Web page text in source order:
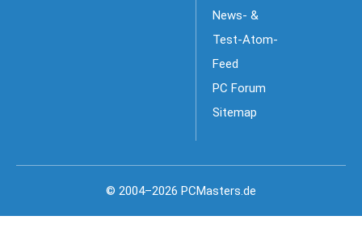
News- &
Test-Atom-
Feed
PC Forum
Sitemap
© 2004–2026 PCMasters.de